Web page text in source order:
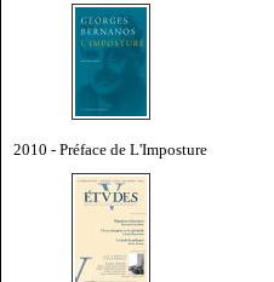
2010 - Préface de L'Imposture